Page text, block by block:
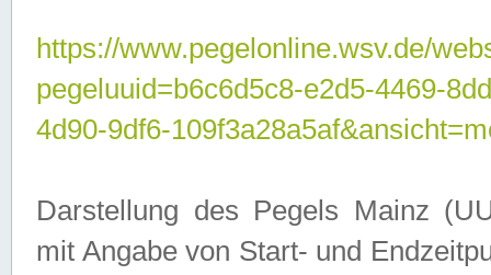
https://www.pegelonline.wsv.de/
pegeluuid=b6c6d5c8-e2d5-4469-
4d90-9df6-
Darstellung des Pegels Mainz
mit Angabe von Start- und